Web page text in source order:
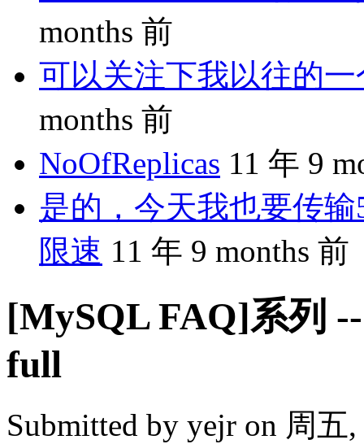
months 前
可以关注下我以往的
months 前
NoOfReplicas 11 年 9
是的，今天我也要传
限速 11 年 9 months 前
[MySQL FAQ]系列
full
Submitted by yejr on 周五,